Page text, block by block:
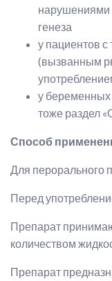
нарушениями
генеза
у пациентов
(вызванным
у
тоже раздел
Способ
Для перорального
Перед
Препарат
количеством
Препарат